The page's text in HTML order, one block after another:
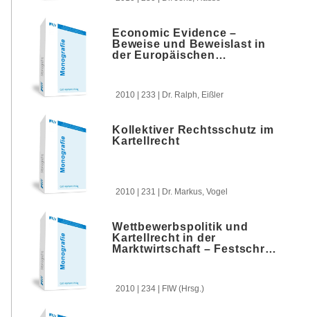
Economic Evidence –
Beweise und Beweislast in
der Europäischen
2010 | 233 | Dr. Ralph, Eißler
Kollektiver Rechtsschutz im
Kartellrecht
2010 | 231 | Dr. Markus, Vogel
Wettbewerbspolitik und
Kartellrecht in der
Marktwirtschaft – Festschrift
2010 | 234 | FIW (Hrsg.)